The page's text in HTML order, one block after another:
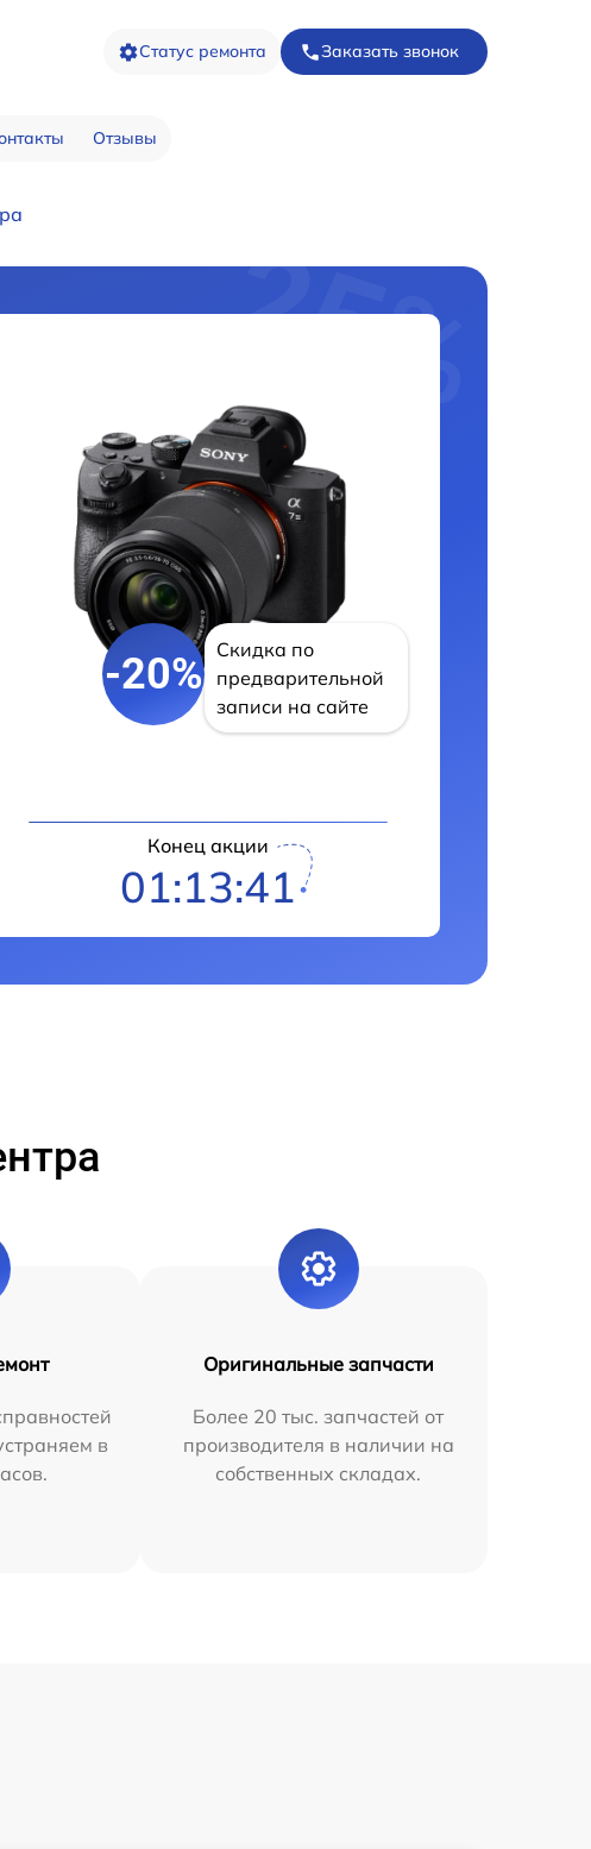
Статус ремонта Заказать звонок
Отзывы
-20%
Скидка по
предварительной
записи на сайте
Конец акции
01:13:40
в
Оригинальные запчасти
Более 20 тыс. запчастей от
производителя в наличии на
собственных складах.